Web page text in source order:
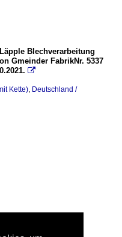
Blechverarbeitung
Gmeinder FabrikNr. 5337

Kette) Deutschland /